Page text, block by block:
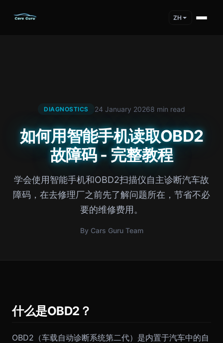
ZH
DIAGNOSTICS 24 January 20268 min read
如何用智能手机读取OBD2
故障码 - 完整教程
学会使用智能手机和OBD2扫描仪自主诊断汽车故
障码，在去修理厂之前先了解问题所在，节省不必
要的维修费用。
By Cars Guru Team
什么是OBD2？
OBD2（车载自动诊断系统第二代）是内置于汽车中的自